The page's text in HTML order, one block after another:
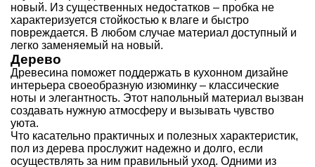
новый. Из существенных недостатков – пробка не
характеризуется стойкостью к влаге и быстро
повреждается. В любом случае материал доступный и
легко заменяемый на новый.
Дерево
Древесина поможет поддержать в кухонном дизайне
интерьера своеобразную изюминку – классические
ноты и элегантность. Этот напольный материал вызван
создавать нужную атмосферу и вызывать чувство
уюта.
Что касательно практичных и полезных характеристик,
пол из дерева прослужит надежно и долго, если
осуществлять за ним правильный уход. Одними из